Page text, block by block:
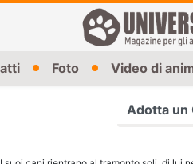
Foto Video di
Adotta un